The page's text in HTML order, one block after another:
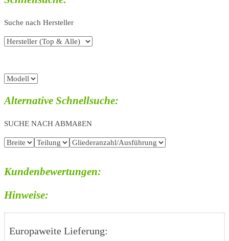
Suche nach Hersteller
Alternative Schnellsuche:
SUCHE NACH ABMAßEN
Kundenbewertungen:
Hinweise:
Europaweite Lieferung: